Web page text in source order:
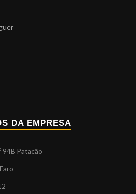
DA EMPRESA
94B Patacão